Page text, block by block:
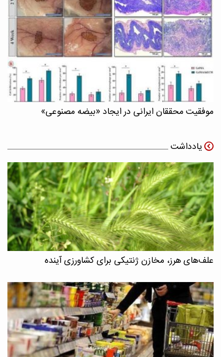
موفقیت محققان ایرانی در ایجاد «بیضه مصنوعی»
یادداشت
علف‌های هرز، مخازن ژنتیکی برای کشاورزی آینده